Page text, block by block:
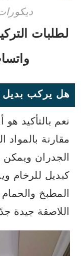
لطلبات
هل يركب بديل
نعم بالتأكيد هو
مقارنة
الجدران
كبديل للرخام
المطبخ
اللاصقة جيدة